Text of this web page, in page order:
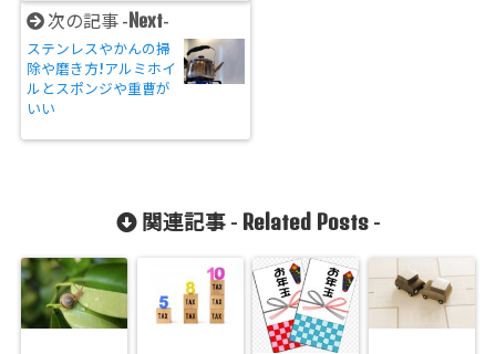
次の記事 - Next-
ステンレスやかんの掃
除や磨き方!アルミホイ
ルとスポンジや重曹が
いい
関連記事 - Related Posts-